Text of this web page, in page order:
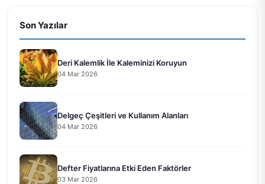
Son Yazılar
Deri Kalemlik İle Kaleminizi Koruyun
04 Mar 2026
Delgeç Çeşitleri ve Kullanım Alanları
04 Mar 2026
Defter Fiyatlarına Etki Eden Faktörler
03 Mar 2026